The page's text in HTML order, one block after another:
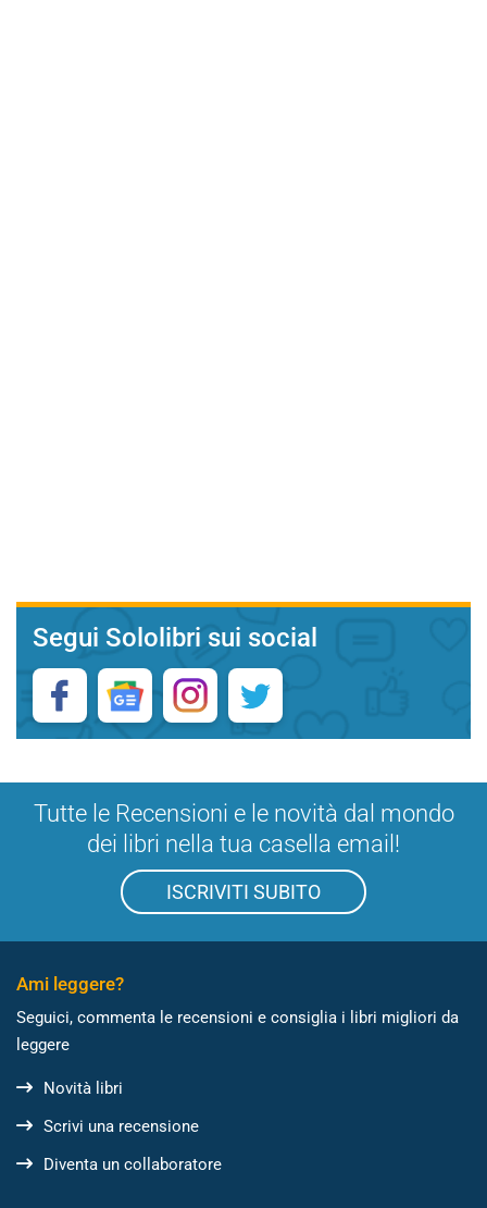
Segui Sololibri sui social
Tutte le Recensioni e le novità dal mondo
dei libri nella tua casella email!
ISCRIVITI SUBITO
Ami leggere?
Seguici, commenta le recensioni e consiglia i libri migliori da
leggere
Novità libri
Scrivi una recensione
Diventa un collaboratore